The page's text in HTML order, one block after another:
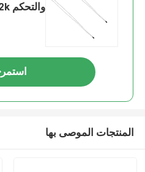
والتحكم 2.252k
استمر
المنتجات الموصى بها